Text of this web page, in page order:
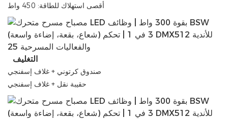
أقصى استهلاك للطاقة: 450 واط
التغليف
صندوق كرتوني + غلاف إسفنجي
حقيبة نقل + غلاف إسفنجي